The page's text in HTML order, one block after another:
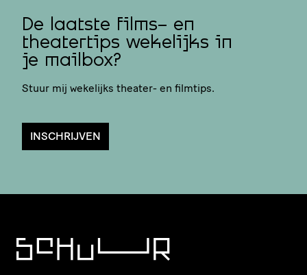
De laatste films- en
theatertips wekelijks in
je mailbox?
Stuur mij wekelijks theater- en filmtips.
INSCHRIJVEN